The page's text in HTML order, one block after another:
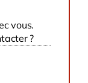
vous.
?